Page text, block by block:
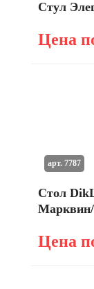
Стул
Цена
Стол
Цена
арт. 7787